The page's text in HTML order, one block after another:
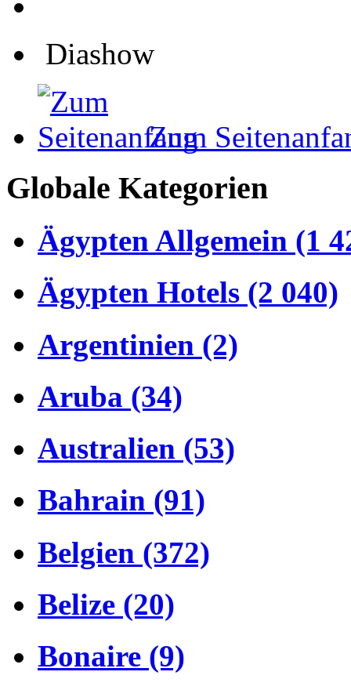
Diashow
Zum
Globale Kategorien
Ägypten Allgemein (1
Ägypten Hotels (2 040)
Argentinien (2)
Aruba (34)
Australien (53)
Bahrain (91)
Belgien (372)
Belize (20)
Bonaire (9)